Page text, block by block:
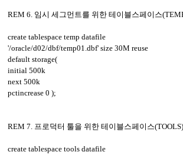
REM 6. 임시 세그먼트를 위한 테이블스페이스
create tablespace temp datafile
'/oracle/d02/dbf/temp01.dbf' size 30M reuse
default storage(
initial 500k
next 500k
pctincrease 0 );
REM 7. 프로덕터 툴을 위한 테이블스페이스
create tablespace tools datafile